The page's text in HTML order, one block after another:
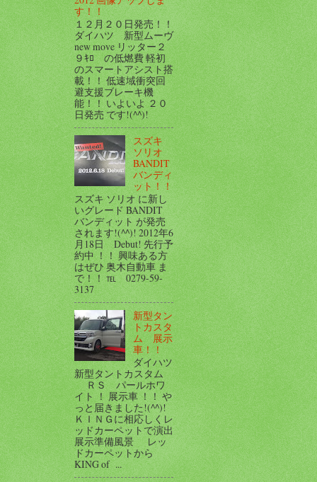
す！！
１２月２０日発売！！
ダイハツ 新型ムーヴ
new move リッター２
９ｷﾛ の低燃費 軽初
のスマートアシスト搭
載！！ 低速域衝突回
避支援ブレーキ機
能！！ いよいよ ２０
日発売 です!(^^)!
スズキ
ソリオ
BANDIT
バンディ
ット！！
スズキ ソリオ に新し
いグレード BANDIT
バンディット が発売
されます!(^^)! 2012年6
月18日 Debut! 先行予
約中 ！！ 興味ある方
はぜひ 奥木自動車 ま
で！！ ℡ 0279-59-
3137
新型タン
トカスタ
ム 展示
車！！
ダイハツ
新型タントカスタム
ＲＳ パールホワ
イト ！ 展示車 ！！ や
っと届きました!(^^)!
ＫＩＮＧに相応しくレ
ッドカーペットで演出
展示準備風景 レッ
ドカーペットから
KING of ...